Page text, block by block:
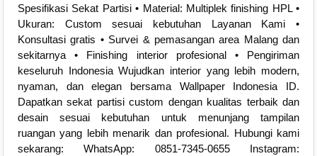
Spesifikasi Sekat Partisi • Material: Multiplek finishing HPL •
Ukuran: Custom sesuai kebutuhan Layanan Kami •
Konsultasi gratis • Survei & pemasangan area Malang dan
sekitarnya • Finishing interior profesional • Pengiriman
keseluruh Indonesia Wujudkan interior yang lebih modern,
nyaman, dan elegan bersama Wallpaper Indonesia ID.
Dapatkan sekat partisi custom dengan kualitas terbaik dan
desain sesuai kebutuhan untuk menunjang tampilan
ruangan yang lebih menarik dan profesional. Hubungi kami
sekarang: WhatsApp: 0851-7345-0655 Instagram: